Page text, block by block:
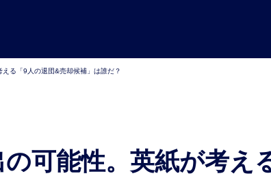
る「9人の退団&売却候補」は誰だ？